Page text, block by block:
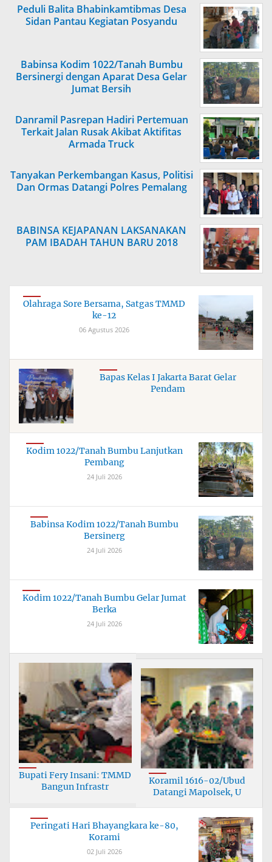
Peduli Balita Bhabinkamtibmas Desa
Sidan Pantau Kegiatan Posyandu
Babinsa Kodim 1022/Tanah Bumbu
Bersinergi dengan Aparat Desa Gelar
Jumat Bersih
Danramil Pasrepan Hadiri Pertemuan
Terkait Jalan Rusak Akibat Aktifitas
Armada Truck
Tanyakan Perkembangan Kasus, Politisi
Dan Ormas Datangi Polres Pemalang
BABINSA KEJAPANAN LAKSANAKAN
PAM IBADAH TAHUN BARU 2018
Olahraga Sore Bersama, Satgas TMMD
ke-12
06 Agustus 2026
Bapas Kelas I Jakarta Barat Gelar
Pendam
Kodim 1022/Tanah Bumbu Lanjutkan
Pembang
24 Juli 2026
Babinsa Kodim 1022/Tanah Bumbu
Bersinerg
24 Juli 2026
Kodim 1022/Tanah Bumbu Gelar Jumat
Berka
24 Juli 2026
Bupati Fery Insani: TMMD
Bangun Infrastr
Koramil 1616-02/Ubud
Datangi Mapolsek, U
Peringati Hari Bhayangkara ke-80,
Korami
02 Juli 2026